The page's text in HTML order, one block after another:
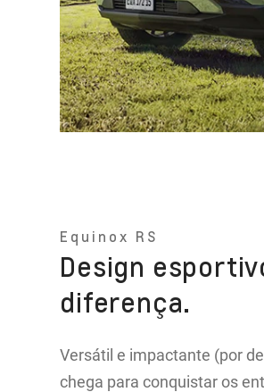
Equinox RS
Design
diferença.
Versátil e impactante (por
chega para conquistar os